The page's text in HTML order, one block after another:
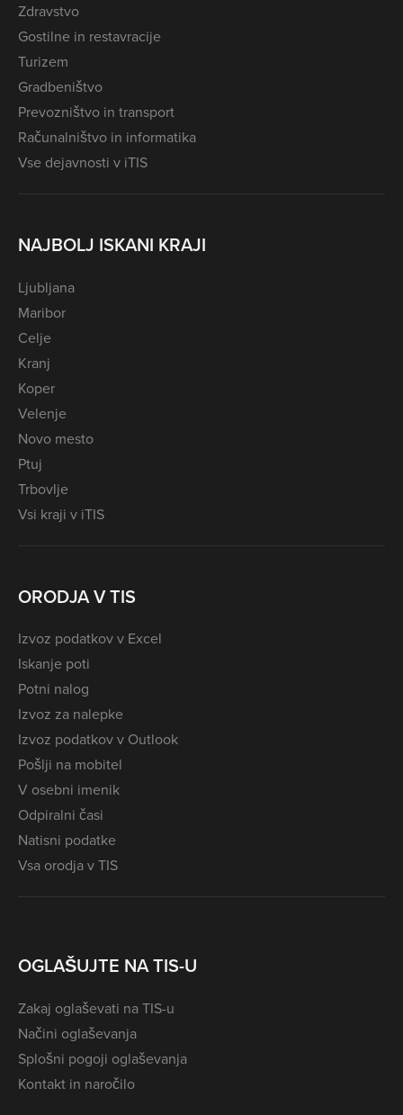
Zdravstvo
Gostilne in restavracije
Turizem
Gradbeništvo
Prevozništvo in transport
Računalništvo in informatika
Vse dejavnosti v iTIS
NAJBOLJ ISKANI KRAJI
Ljubljana
Maribor
Celje
Kranj
Koper
Velenje
Novo mesto
Ptuj
Trbovlje
Vsi kraji v iTIS
ORODJA V TIS
Izvoz podatkov v Excel
Iskanje poti
Potni nalog
Izvoz za nalepke
Izvoz podatkov v Outlook
Pošlji na mobitel
V osebni imenik
Odpiralni časi
Natisni podatke
Vsa orodja v TIS
OGLAŠUJTE NA TIS-U
Zakaj oglaševati na TIS-u
Načini oglaševanja
Splošni pogoji oglaševanja
Kontakt in naročilo